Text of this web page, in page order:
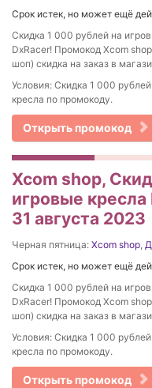
Срок истек, но может ещё
Скидка 1 000 рублей на
DxRacer! Промокод Xcom
шоп) скидка на заказ в
Условия: Скидка 1 000
кресла по промокоду.
Открыть промокод
Xcom shop,
игровые
31 августа 2023
Черная пятница: Xcom shop,
Срок истек, но может ещё
Скидка 1 000 рублей на
DxRacer! Промокод Xcom
шоп) скидка на заказ в
Условия: Скидка 1 000
кресла по промокоду.
Открыть промокод